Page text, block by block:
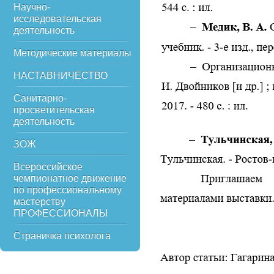
Научно-
исследовательская
деятельность
Методические материалы
НАСТАВНИЧЕСТВО
Санитарно-
просветительская
деятельность
ЗОЖ
Всероссийское
чемпионатное движение
по профессиональному
мастерству
ПРОФЕССИОНАЛЫ
Страничка психолога